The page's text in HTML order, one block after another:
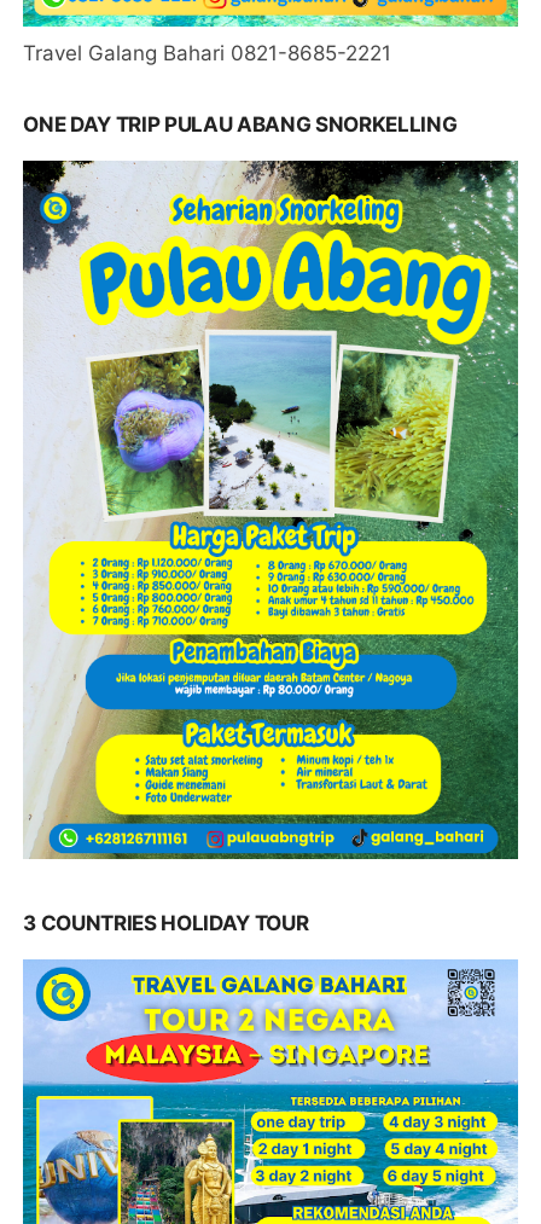
Travel Galang Bahari 0821-8685-2221
ONE DAY TRIP PULAU ABANG SNORKELLING
3 COUNTRIES HOLIDAY TOUR